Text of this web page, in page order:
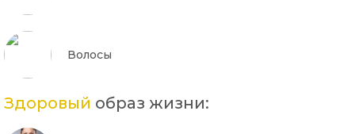
Волосы
Здоровый образ жизни: